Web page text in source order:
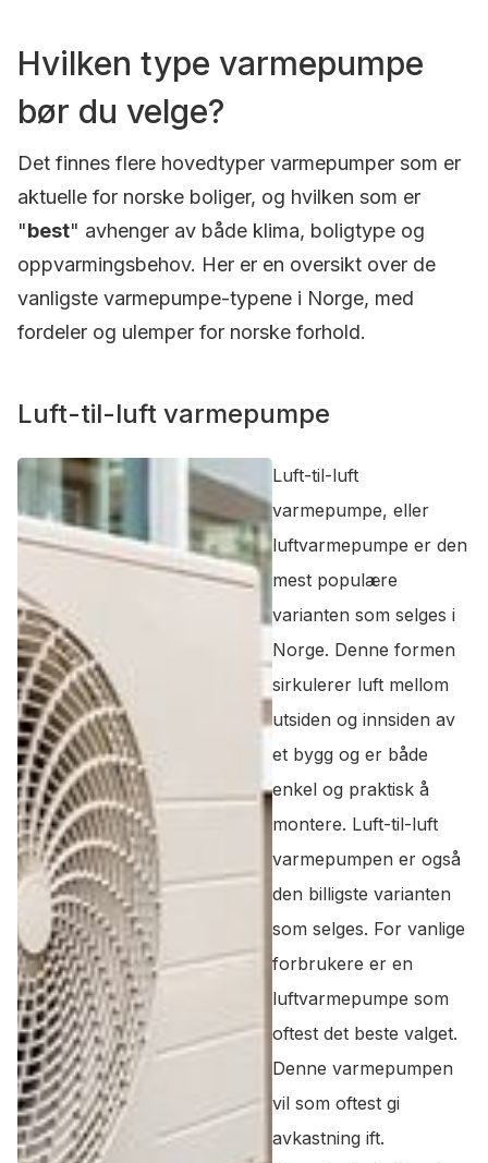
Hvilken type varmepumpe
bør du velge?
Det finnes flere hovedtyper varmepumper som er
aktuelle for norske boliger, og hvilken som er
"best" avhenger av både klima, boligtype og
oppvarmingsbehov. Her er en oversikt over de
vanligste varmepumpe-typene i Norge, med
fordeler og ulemper for norske forhold.
Luft-til-luft varmepumpe
Luft-til-luft
varmepumpe, eller
luftvarmepumpe er den
mest populære
varianten som selges i
Norge. Denne formen
sirkulerer luft mellom
utsiden og innsiden av
et bygg og er både
enkel og praktisk å
montere. Luft-til-luft
varmepumpen er også
den billigste varianten
som selges. For vanlige
forbrukere er en
luftvarmepumpe som
oftest det beste valget.
Denne varmepumpen
vil som oftest gi
avkastning ift.